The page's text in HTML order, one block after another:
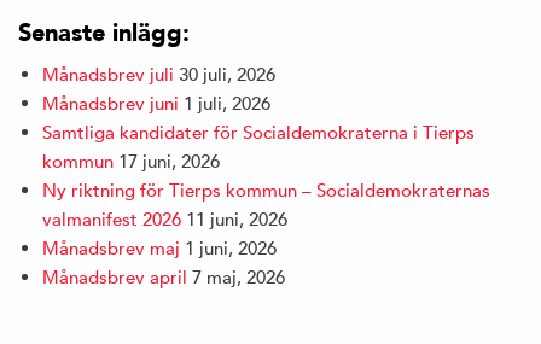
Senaste inlägg:
Månadsbrev juli 30 juli, 2026
Månadsbrev juni 1 juli, 2026
Samtliga kandidater för Socialdemokraterna i Tierps
kommun 17 juni, 2026
Ny riktning för Tierps kommun – Socialdemokraternas
valmanifest 2026 11 juni, 2026
Månadsbrev maj 1 juni, 2026
Månadsbrev april 7 maj, 2026